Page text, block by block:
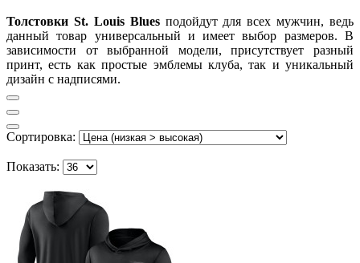
Толстовки St. Louis Bluesподойдут для всех мужчин, ведь
данный товар универсальный и имеет выбор размеров. В
зависимости от выбранной модели, присутствует разный
принт, есть как простые эмблемы клуба, так и уникальный
дизайн с надписями.
Сортировка:
Показать: